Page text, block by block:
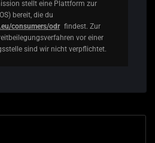
stellt eine Plattform zur
bereit, die du
consumers/odr findest. Zur
vor einer
sind wir nicht verpflichtet.